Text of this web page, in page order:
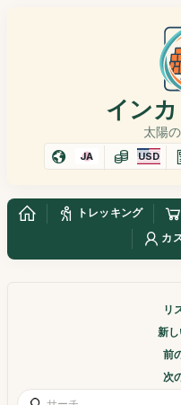
インカ
太陽
JA USD
トレッキング
カ
リ
新
前
次